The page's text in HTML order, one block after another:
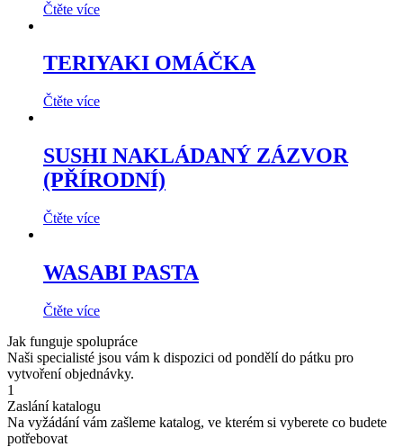
Čtěte více
TERIYAKI OMÁČKA
Čtěte více
SUSHI NAKLÁDANÝ ZÁZVOR
(PŘÍRODNÍ)
Čtěte více
WASABI PASTA
Čtěte více
Jak funguje spolupráce
Naši specialisté jsou vám k dispozici od pondělí do pátku pro
vytvoření objednávky.
1
Zaslání katalogu
Na vyžádání vám zašleme katalog, ve kterém si vyberete co budete
potřebovat